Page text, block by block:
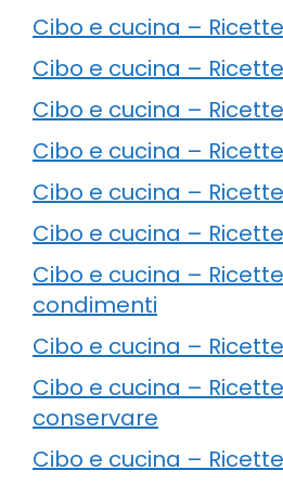
Cibo e cucina –
Cibo e cucina –
Cibo e cucina –
Cibo e cucina –
Cibo e cucina –
Cibo e cucina –
Cibo e cucina –
condimenti
Cibo e cucina –
Cibo e cucina –
conservare
Cibo e cucina –